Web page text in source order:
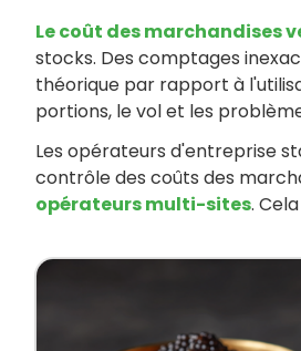
Le coût des marchandises
stocks. Des comptages
théorique par rapport à
portions, le vol et les
Les opérateurs d'entreprise
contrôle des coûts des
opérateurs multi-sites.